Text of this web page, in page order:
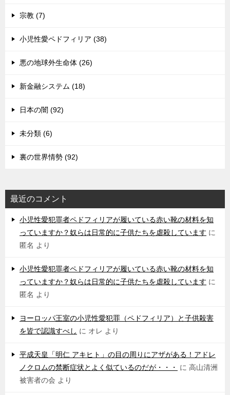
宗教 (7)
小児性愛ペドフィリア (38)
悪の地球外生命体 (26)
新金融システム (18)
日本の闇 (92)
未分類 (6)
裏の世界情勢 (92)
最近のコメント
小児性愛犯罪者ペドフィリアが履いている赤い靴の材料を知
っていますか？奴らは日常的に子供たちを虐殺しています に
匿名 より
小児性愛犯罪者ペドフィリアが履いている赤い靴の材料を知
っていますか？奴らは日常的に子供たちを虐殺しています に
匿名 より
ヨーロッパ王室の小児性愛犯罪（ペドフィリア）と子供殺害
を皆で認識すべし に オレ より
平成天皇「明仁 アキヒト」の目の周りにアザがある！アドレ
ノクロムの禁断症状とよく似ているのだが・・・
に 高山清洲
被害者の会 より